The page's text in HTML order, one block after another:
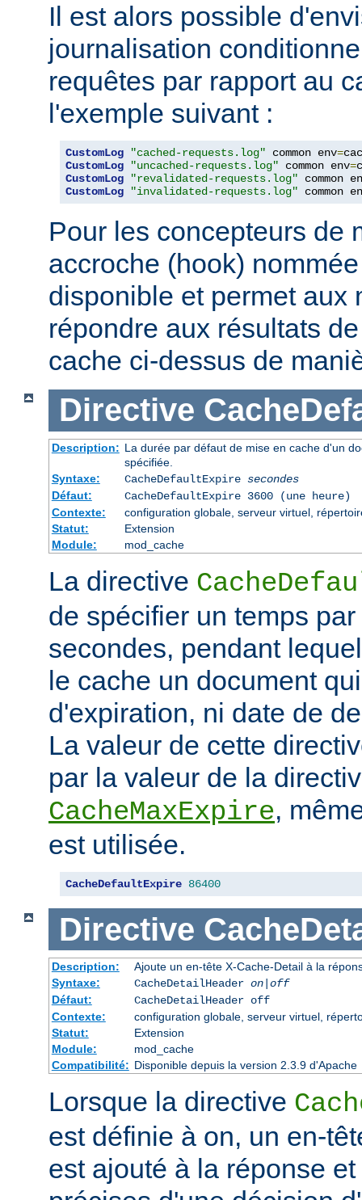
Il est alors possible
journalisation
requêtes par rapport au
l'exemple suivant :
CustomLog "cached-requests.log" common env=
CustomLog
"uncached-requests.log" common env=
CustomLog
"revalidated-requests.log" common
CustomLog
"invalidated-requests.log" common
Pour les concepteurs de
accroche (hook)
disponible et permet aux
répondre aux résultats
cache ci-dessus de
Directive
Description: La durée par défaut de mise en cache d'un
spécifiée.
Syntaxe:
CacheDefaultExpire secondes
Défaut:
CacheDefaultExpire 3600 (une heure)
Contexte:
configuration globale, serveur virtuel,
Statut:
Extension
Module:
mod_cache
La directive
de spécifier un temps
secondes, pendant
le cache un document
d'expiration, ni date de
La valeur de cette
par la valeur de la
CacheMaxExpire,
est utilisée.
CacheDefaultExpire 86400
Directive
Description:
Ajoute un en-tête X-Cache-Detail à la
Syntaxe:
CacheDetailHeader on|off
Défaut:
CacheDetailHeader off
Contexte:
configuration globale, serveur virtuel,
Statut:
Extension
Module:
mod_cache
Compatibilité: Disponible depuis la version 2.3.9 d'Apache
Lorsque la directive
est définie à on, un en-
est ajouté à la réponse